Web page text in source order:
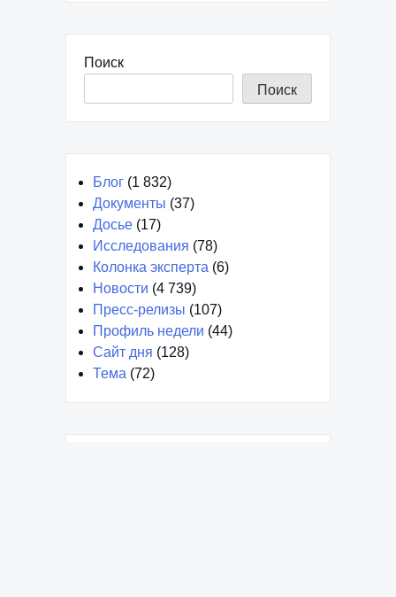
Поиск
Поиск
Блог (1 832)
Документы (37)
Досье (17)
Исследования (78)
Колонка эксперта (6)
Новости (4 739)
Пресс-релизы (107)
Профиль недели (44)
Сайт дня (128)
Тема (72)